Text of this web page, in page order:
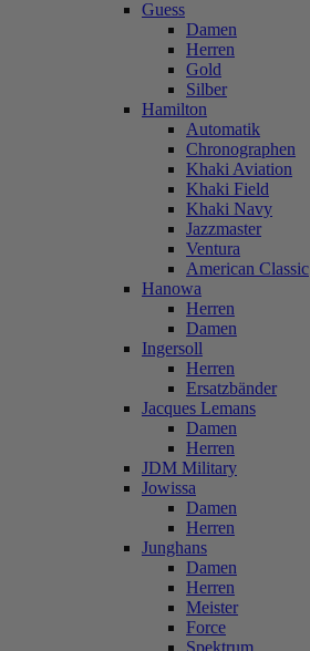
Guess
Damen
Herren
Gold
Silber
Hamilton
Automatik
Chronographen
Khaki Aviation
Khaki Field
Khaki Navy
Jazzmaster
Ventura
American Classic
Hanowa
Herren
Damen
Ingersoll
Herren
Ersatzbänder
Jacques Lemans
Damen
Herren
JDM Military
Jowissa
Damen
Herren
Junghans
Damen
Herren
Meister
Force
Spektrum